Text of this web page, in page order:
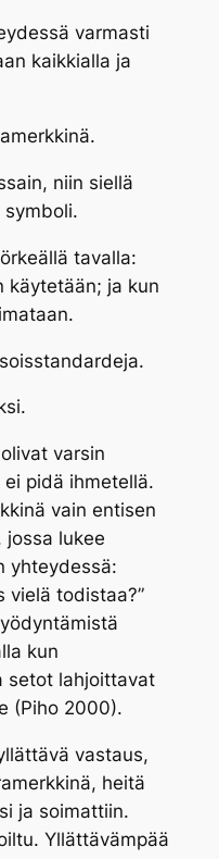
varmasti
kaikkialla ja
niin siellä
tavalla:
käytetään; ja kun
varsin
pidä ihmetellä.
vain entisen
jossa lukee
yhteydessä:
vielä todistaa?”
kun
setot lahjoittavat
(Piho 2000).
vastaus,
heitä
ja soimattiin.
Yllättävämpää